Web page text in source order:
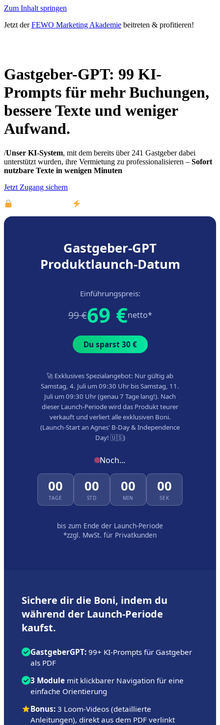
Zum Inhalt springen
Jetzt derFEWO Marketing Akademie beitreten & profitieren!
Gastgeber-GPT: 99 KI-
Prompts für mehr Buchungen,
bessere Texte und weniger
Aufwand.
/Unser KI-System, mit dem bereits über 241 Gastgeber dabei
unterstützt wurden, ihre Vermietung zu professionalisieren – Sofort
nutzbare Texte in wenigen Minuten
Jetzt Zugang sichern
Gastgeber-GPT
Produktlaunch-Datum
Einführungspreis:
99 €69 €netto*
Du sparst 30 €
🚀 Exklusives Spezialangebot: Nur gültig ab
Samstag, 4. Juli um 09:30 Uhr bis Samstag, 11.
Juli um 09:30 Uhr (genau 7 Tage lang!). Nach
dieser Launch-Periode wird das Produkt teurer
verkauft und verliert alle exklusiven Boni.
(Launch-Start an Agnes' B-Day & Independence
Day! 🇺🇸)
Noch...
00
TAGE
00
STD
00
MIN
00
SEK
bis zum Ende der Launch-Periode
*zzgl. MwSt. für Privatkunden
Sichere dir die Boni, indem du
während der Launch-Periode
kaufst.
GastgeberGPT: 99+ KI-Prompts für Gastgeber
als PDF
3 Module mit klickbarer Navigation für eine
einfache Orientierung
Bonus: 3 Loom-Videos (detaillierte
Anleitungen), direkt aus dem PDF verlinkt